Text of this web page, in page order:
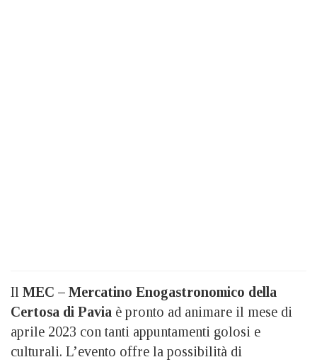
Il MEC – Mercatino Enogastronomico della
Certosa di Pavia è pronto ad animare il mese di
aprile 2023 con tanti appuntamenti golosi e
culturali. L’evento offre la possibilità di